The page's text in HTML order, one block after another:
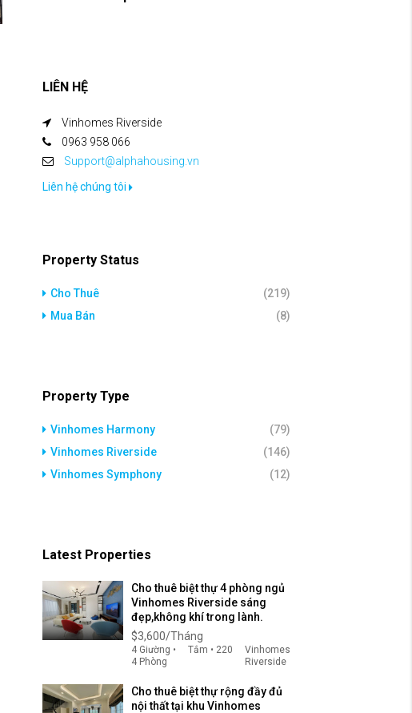
LIÊN HỆ
Vinhomes Riverside
0963 958 066
Support@alphahousing.vn
Liên hệ chúng tôi
Property Status
Cho Thuê
(219)
Mua Bán
(8)
Property Type
Vinhomes Harmony
(79)
Vinhomes Riverside
(146)
Vinhomes Symphony
(12)
Latest Properties
Cho thuê biệt thự 4 phòng ngủ
Vinhomes Riverside sáng
đẹp,không khí trong lành.
$3,600/Tháng
4 Giường •
4 Phòng
Tắm • 220
Vinhomes
Riverside
Cho thuê biệt thự rộng đầy đủ
nội thất tại khu Vinhomes